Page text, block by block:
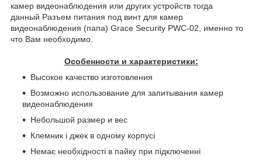
камер видеонаблюдения или других устройств тогда
данный Разъем питания под винт для камер
видеонаблюдения (папа) Grace Security PWC-02, именно то
что Вам необходимо.
Особенности и характеристики:
Высокое качество изготовления
Возможно использование для запитывания камер
видеонаблюдения
Небольшой размер и вес
Клемник і джек в одному корпусі
Немає необхідності в пайку при підключенні